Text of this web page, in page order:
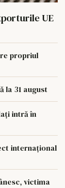
UE
propriul
la 31 august
intră în
internațional
victima